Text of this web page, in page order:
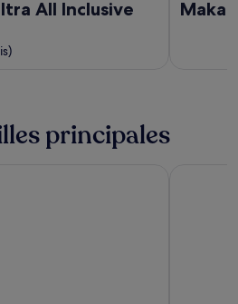
All Inclusive
principales